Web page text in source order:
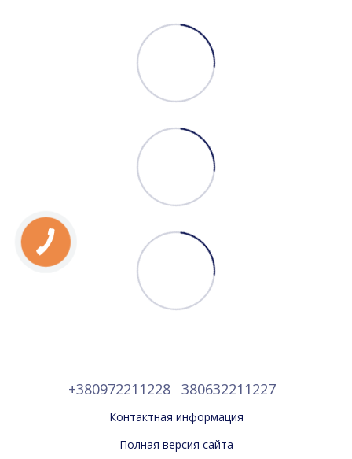
+380972211228 380632211227
Контактная информация
Полная версия сайта